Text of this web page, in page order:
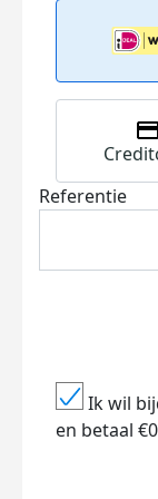
Referentie
Ik wil
en betaal